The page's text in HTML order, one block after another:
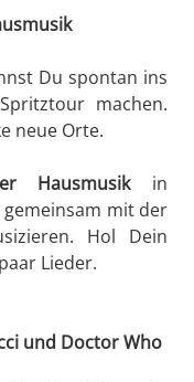
Du spontan ins
machen.
neue Orte.
Hausmusikin
mit der
Hol Dein
Lieder.
und Doctor Who